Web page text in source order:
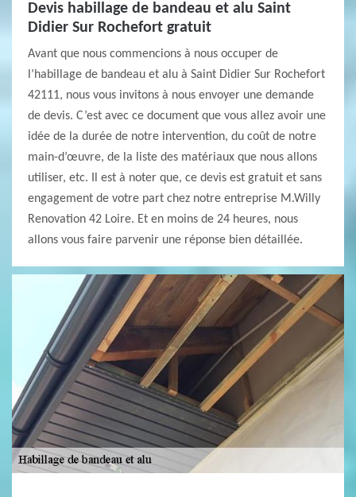
Devis habillage de bandeau et alu Saint
Didier Sur Rochefort gratuit
Avant que nous commencions à nous occuper de
l’habillage de bandeau et alu à Saint Didier Sur Rochefort
42111, nous vous invitons à nous envoyer une demande
de devis. C’est avec ce document que vous allez avoir une
idée de la durée de notre intervention, du coût de notre
main-d’œuvre, de la liste des matériaux que nous allons
utiliser, etc. Il est à noter que, ce devis est gratuit et sans
engagement de votre part chez notre entreprise M.Willy
Renovation 42 Loire. Et en moins de 24 heures, nous
allons vous faire parvenir une réponse bien détaillée.